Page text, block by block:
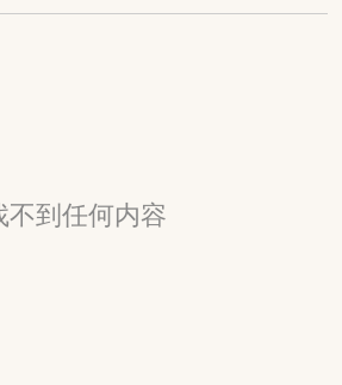
不到任何内容